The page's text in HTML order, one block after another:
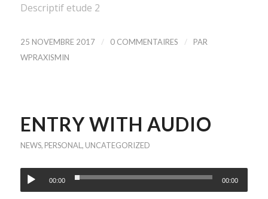
Descriptif etude 2
25 NOVEMBRE 2017 / 0 COMMENTAIRES /
PAR
WPRAXISMIN
ENTRY WITH AUDIO
NEWS, PERSONAL , UNCATEGORIZED
00:00 00:00